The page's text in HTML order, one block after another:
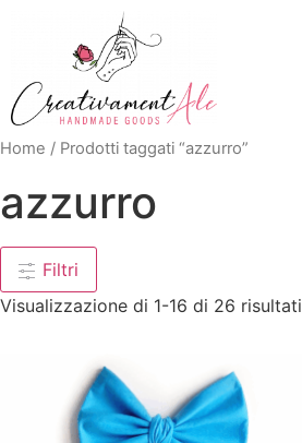
Home / Prodotti taggati “azzurro”
azzurro
Filtri
Visualizzazione di 1-16 di 26 risultati